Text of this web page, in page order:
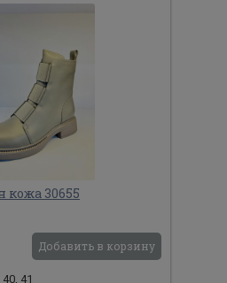
кожа 30655
Добавить в корзину
41